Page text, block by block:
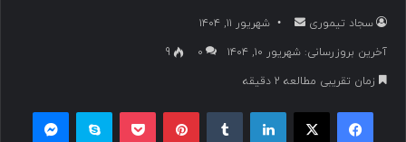
سجاد تیموری
ا
ل
شهریور ۱۱, ۱۴۰۴
آخرین بروزرسانی: شهریور ۱۰, ۱۴۰۴
۰
9
زمان تقریبی مطالعه 2 دقیقه
فیسبوک ایکس لینکداین پینتریست پاکت اسکایپ